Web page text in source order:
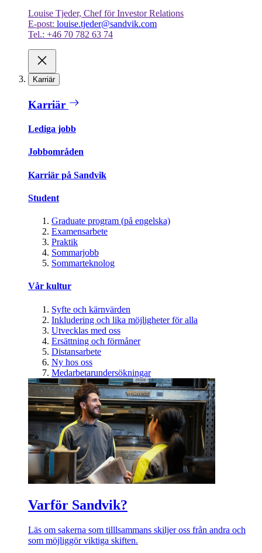
Louise Tjeder, Chef för Investor Relations
E-post: louise.tjeder@sandvik.com
Tel.: +46 70 782 63 74
Karriär
Karriär
Lediga jobb
Jobbområden
Karriär på Sandvik
Student
Graduate program (på engelska)
Examensarbete
Praktik
Sommarjobb
Sommarteknolog
Vår kultur
Syfte och kärnvärden
Inkludering och lika möjligheter för alla
Utvecklas med oss
Ersättning och förmåner
Distansarbete
Ny hos oss
Medarbetarundersökningar
Varför Sandvik?
Läs om sakerna som tilllsammans skiljer oss från andra och
som möjliggör viktiga skiften.